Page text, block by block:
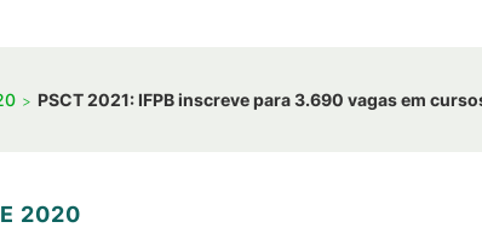
PSCT 2021: IFPB inscreve para 3.690 vagas em
2020